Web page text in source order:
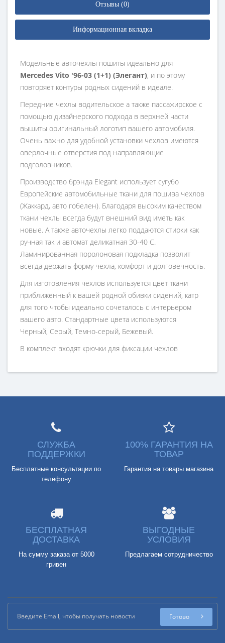
Отзывы (0)
Информационная вкладка
Модельные авточехлы пошиты идеально для
Mercedes Vito '96-03 (1+1) (Элегант), и по этому
повторяет контуры родных сидений в идеале.
Передние чехлы водительское а также пассажирское с
помощью дизайнерского подхода в верхней части
вышиты оригинальный логотип вашего автомобиля.
Очень важно для удобной установки чехлов имеются
оверлочные отверстия под направляющие
подголовников.
Производство брэнда Elegant использует сугубо
Европейские автомобильные ткани для пошива чехлов
(Жаккард, авто гобелен). Благодаря высоким качеством
ткани чехлы всегда будут внешний вид иметь как
новые. А также авточехлы легко поддаются стирки как
ручная так и автомат деликатная 30-40 С.
Ламинированная поролоновая подкладка позволит
всегда держать форму чехла, комфорт и долговечность.
Для изготовления чехлов используется цвет ткани
приближенный к вашей родной обивки сидений, катр
для того чтобы идеально сочеталось с интерьером
вашего авто. Стандартные цвета используются
Черный, Серый, Темно-серый, Бежевый.
В комплект входят крючки для фиксации чехлов
СЛУЖБА
ПОДДЕРЖКИ
Бесплатные консультации по
телефону
100% ГАРАНТИЯ НА
ТОВАР
Гарантия на товары магазина
БЕСПЛАТНАЯ
ДОСТАВКА
На сумму заказа от 5000
гривен
ВЫГОДНЫЕ
УСЛОВИЯ
Предлагаем сотрудничество
Готово